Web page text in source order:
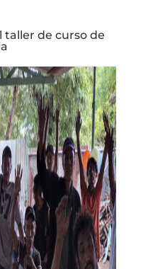
taller de curso de